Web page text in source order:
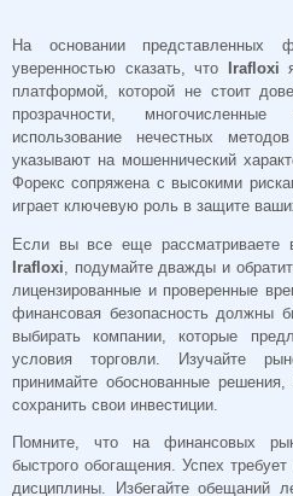
На основании
уверенностью сказать, что
Irafloxi
платформой, которой не стоит
прозрачности,
использование нечестных
указывают на мошеннический
Форекс сопряжена с высокими
играет ключевую роль в защите
Если вы все еще рассматриваете
Irafloxi , подумайте дважды и
лицензированные и проверенные
финансовая безопасность должны
выбирать компании, которые
условия торговли. Изучайте
принимайте обоснованные
сохранить свои инвестиции.
Помните, что на финансовых
быстрого обогащения. Успех
дисциплины. Избегайте обещаний